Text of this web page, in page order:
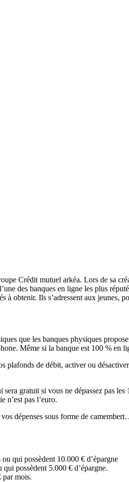
Crédit mutuel arkéa. Lors de sa
des banques en ligne les plus
à obtenir. Ils s’adressent aux jeunes,
que les banques physiques
Même si la banque est 100 % en
plafonds de débit, activer ou
gratuit si vous ne dépassez pas
n’est pas l’euro.
dépenses sous forme de
qui possèdent 10.000 € d’épargne
possèdent 5.000 € d’épargne.
par mois.